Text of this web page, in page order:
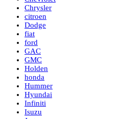
Chrysler
citroen
Dodge
fiat
ford
GAC
GMC
Holden
honda
Hummer
Hyundai
Infiniti
Isuzu